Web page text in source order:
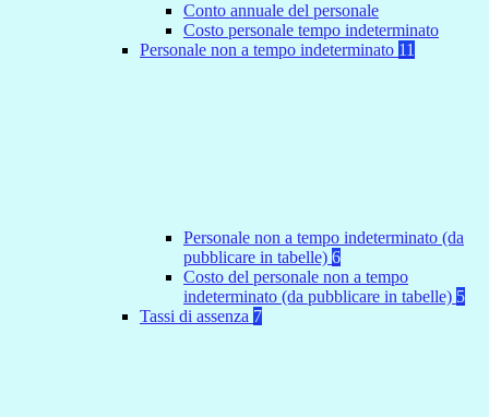
Conto annuale del personale
Costo personale tempo indeterminato
Personale non a tempo indeterminato 11
Personale non a tempo indeterminato (da
pubblicare in tabelle) 6
Costo del personale non a tempo
indeterminato (da pubblicare in tabelle) 5
Tassi di assenza 7